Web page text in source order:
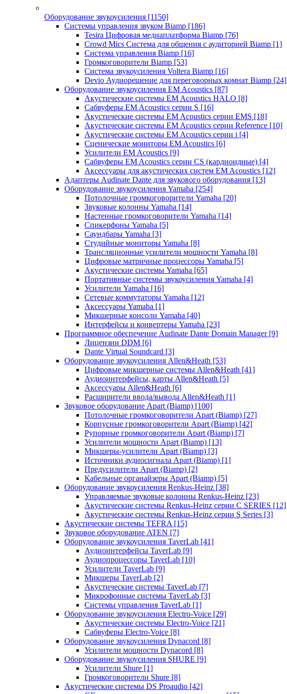
Оборудование звукоусиления [1150]
Системы управления звуком Biamp [186]
Tesira Цифровая медиаплатформа Biamp [76]
Crowd Mics Система для общения с аудиторией Biamp [1]
Система управления Biamp [16]
Громкоговорители Biamp [53]
Система звукоусиления Voltera Biamp [16]
Devio Аудиорешение для переговорных комнат Biamp [24]
Оборудование звукоусиления EM Acoustics [87]
Акустические системы EM Acoustics HALO [8]
Сабвуферы EM Acoustics серии S [16]
Акустические системы EM Acoustics серии EMS [18]
Акустические системы EM Acoustics серии Reference [10]
Акустические системы EM Acoustics серии i [4]
Сценические мониторы EM Acoustics [6]
Усилители EM Acoustics [9]
Сабвуферы EM Acoustics серии CS (кардиоидные) [4]
Аксессуары для акустических систем EM Acoustics [12]
Адаптеры Audinate Dante для звукового оборудования [13]
Оборудование звукоусиления Yamaha [254]
Потолочные громкоговорители Yamaha [20]
Звуковые колонны Yamaha [14]
Настенные громкоговорители Yamaha [14]
Спикерфоны Yamaha [5]
Саундбары Yamaha [3]
Студийные мониторы Yamaha [8]
Трансляционные усилители мощности Yamaha [8]
Цифровые матричные процессоры Yamaha [5]
Акустические системы Yamaha [65]
Портативные системы звукоусиления Yamaha [4]
Усилители Yamaha [16]
Сетевые коммутаторы Yamaha [12]
Аксессуары Yamaha [1]
Микшерные консоли Yamaha [40]
Интерфейсы и конвертеры Yamaha [23]
Программное обеспечение Audinate Dante Domain Manager [9]
Лицензии DDM [6]
Dante Virtual Soundcard [3]
Оборудование звукоусиления Allen&Heath [53]
Цифровые микшерные системы Allen&Heath [41]
Аудиоинтерфейсы, карты Allen&Heath [5]
Аксессуары Allen&Heath [6]
Расширители ввода/вывода Allen&Heath [1]
Звуковое оборудование Apart (Biamp) [100]
Потолочные громкоговорители Apart (Biamp) [27]
Корпусные громкоговорители Apart (Biamp) [42]
Рупорные громкоговорители Apart (Biamp) [7]
Усилители мощности Apart (Biamp) [13]
Микшеры-усилители Apart (Biamp) [3]
Источники аудиосигнала Apart (Biamp) [1]
Предусилители Apart (Biamp) [2]
Кабельные органайзеры Apart (Biamp) [5]
Оборудование звукоусиления Renkus-Heinz [38]
Управляемые звуковые колонны Renkus-Heinz [23]
Акустические системы Renkus-Heinz серии C SERIES [12]
Акустические системы Renkus-Heinz серии S Series [3]
Акустические системы TEFRA [15]
Звуковое оборудование ATEN [7]
Оборудование звукоусиления TaverLab [41]
Аудиоинтерфейсы TaverLab [9]
Аудиопроцессоры TaverLab [10]
Усилители TaverLab [9]
Микшеры TaverLab [2]
Акустические системы TaverLab [7]
Микрофонные системы TaverLab [3]
Системы управления TaverLab [1]
Оборудование звукоусиления Electro-Voice [29]
Акустические системы Electro-Voice [21]
Сабвуферы Electro-Voice [8]
Оборудование звукоусиления Dynacord [8]
Усилители мощности Dynacord [8]
Оборудование звукоусиления SHURE [9]
Усилители Shure [1]
Громкоговорители Shure [8]
Акустические системы DS Proaudio [42]